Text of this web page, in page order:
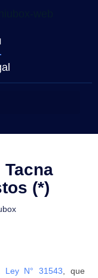
(*)
Ley N° 31543 , que